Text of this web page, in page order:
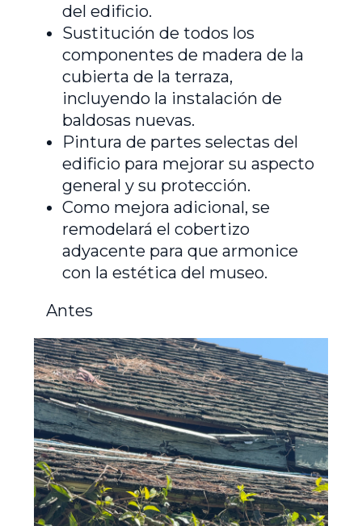
del edificio.
Sustitución de todos los
componentes de madera de la
cubierta de la terraza,
incluyendo la instalación de
baldosas nuevas.
Pintura de partes selectas del
edificio para mejorar su aspecto
general y su protección.
Como mejora adicional, se
remodelará el cobertizo
adyacente para que armonice
con la estética del museo.
Antes